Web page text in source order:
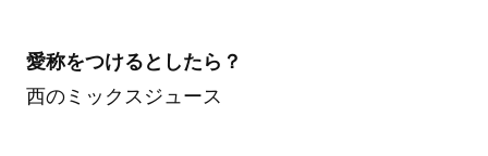
愛称をつけるとしたら？
西のミックスジュース